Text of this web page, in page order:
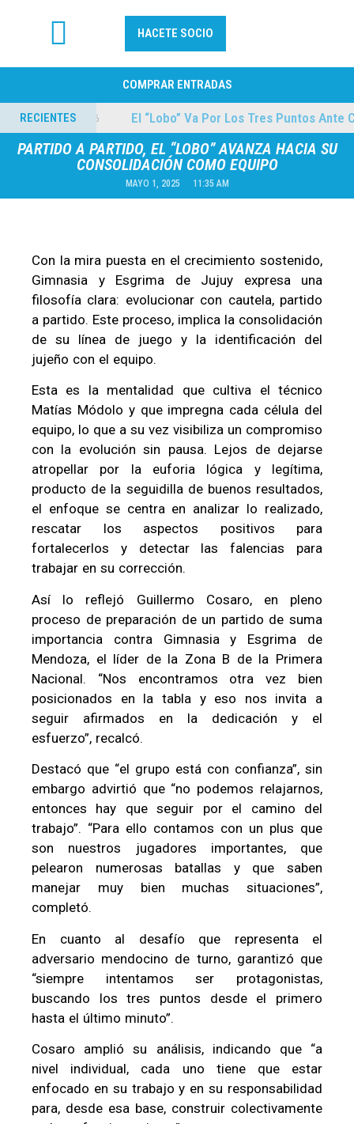
HACETE SOCIO
COMPRAR ENTRADAS
RECIENTES
04/08/2026 El “Lobo” Va Por Los Tres Puntos Ante
PARTIDO A PARTIDO, EL “LOBO” AVANZA HACIA SU
CONSOLIDACIÓN COMO EQUIPO
MAYO 1, 2025 11:35 AM
Con la mira puesta en el crecimiento sostenido,
Gimnasia y Esgrima de Jujuy expresa una
filosofía clara: evolucionar con cautela, partido
a partido. Este proceso, implica la consolidación
de su línea de juego y la identificación del
jujeño con el equipo.
Esta es la mentalidad que cultiva el técnico
Matías Módolo y que impregna cada célula del
equipo, lo que a su vez visibiliza un compromiso
con la evolución sin pausa. Lejos de dejarse
atropellar por la euforia lógica y legítima,
producto de la seguidilla de buenos resultados,
el enfoque se centra en analizar lo realizado,
rescatar los aspectos positivos para
fortalecerlos y detectar las falencias para
trabajar en su corrección.
Así lo reflejó Guillermo Cosaro, en pleno
proceso de preparación de un partido de suma
importancia contra Gimnasia y Esgrima de
Mendoza, el líder de la Zona B de la Primera
Nacional. “Nos encontramos otra vez bien
posicionados en la tabla y eso nos invita a
seguir afirmados en la dedicación y el
esfuerzo”, recalcó.
Destacó que “el grupo está con confianza”, sin
embargo advirtió que “no podemos relajarnos,
entonces hay que seguir por el camino del
trabajo”. “Para ello contamos con un plus que
son nuestros jugadores importantes, que
pelearon numerosas batallas y que saben
manejar muy bien muchas situaciones”,
completó.
En cuanto al desafío que representa el
adversario mendocino de turno, garantizó que
“siempre intentamos ser protagonistas,
buscando los tres puntos desde el primero
hasta el último minuto”.
Cosaro amplió su análisis, indicando que “a
nivel individual, cada uno tiene que estar
enfocado en su trabajo y en su responsabilidad
para, desde esa base, construir colectivamente